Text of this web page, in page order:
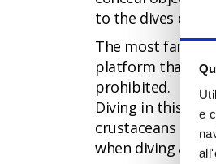
e
to the dives
The most
platform that
prohibited.
Diving in this
crustaceans and
when diving at